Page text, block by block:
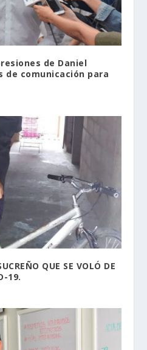
de Daniel
de comunicación para
QUE SE VOLÓ DE
19.